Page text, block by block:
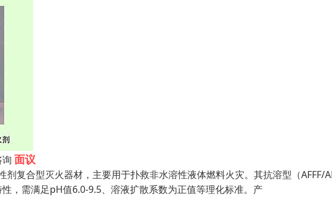
面议
复合型灭火器材，主要用于扑救非水溶性液体燃料火灾。其抗溶型（AFFF/
，需满足pH值6.0-9.5、溶液扩散系数为正值等理化标准。产